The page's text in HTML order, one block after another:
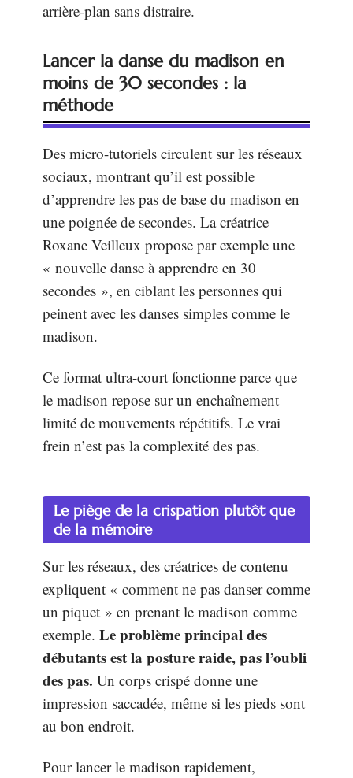
arrière-plan sans distraire.
Lancer la danse du madison en
moins de 30 secondes : la
méthode
Des micro-tutoriels circulent sur les réseaux
sociaux, montrant qu’il est possible
d’apprendre les pas de base du madison en
une poignée de secondes. La créatrice
Roxane Veilleux propose par exemple une
« nouvelle danse à apprendre en 30
secondes », en ciblant les personnes qui
peinent avec les danses simples comme le
madison.
Ce format ultra-court fonctionne parce que
le madison repose sur un enchaînement
limité de mouvements répétitifs. Le vrai
frein n’est pas la complexité des pas.
Le piège de la crispation plutôt que
de la mémoire
Sur les réseaux, des créatrices de contenu
expliquent « comment ne pas danser comme
un piquet » en prenant le madison comme
exemple. Le problème principal des
débutants est la posture raide, pas l’oubli
des pas. Un corps crispé donne une
impression saccadée, même si les pieds sont
au bon endroit.
Pour lancer le madison rapidement,